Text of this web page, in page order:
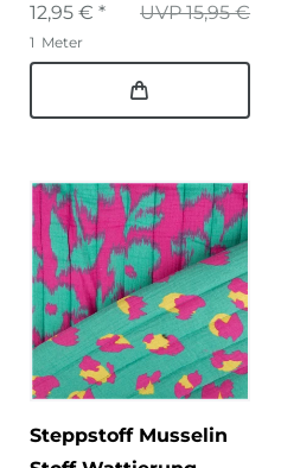
UVP 15,95 €
12,95 € *
1 Meter
Steppstoff Musselin